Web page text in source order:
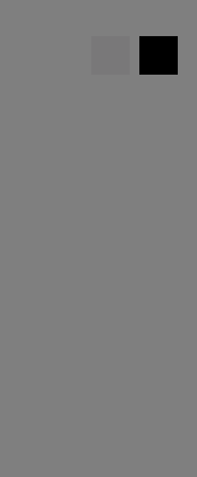
Bekijk de actie